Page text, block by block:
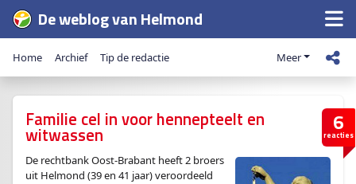
De weblog van Helmond
Home Archief Tip de redactie Meer
6
reacties
Familie cel in voor hennepteelt en
witwassen
De rechtbank Oost-Brabant heeft 2 broers
uit Helmond (39 en 41 jaar) veroordeeld